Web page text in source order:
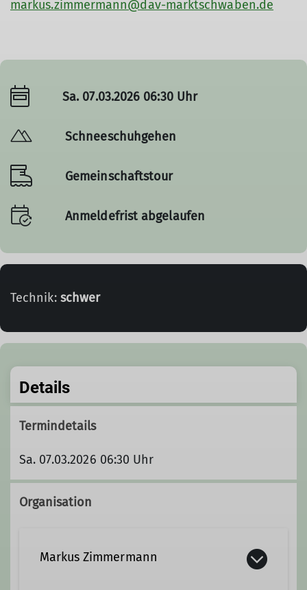
markus.zimmermann@dav-marktschwaben.de
Sa. 07.03.2026 06:30 Uhr
Schneeschuhgehen
Gemeinschaftstour
Anmeldefrist abgelaufen
Technik: schwer
Details
Termindetails
Sa. 07.03.2026 06:30 Uhr
Organisation
Markus Zimmermann